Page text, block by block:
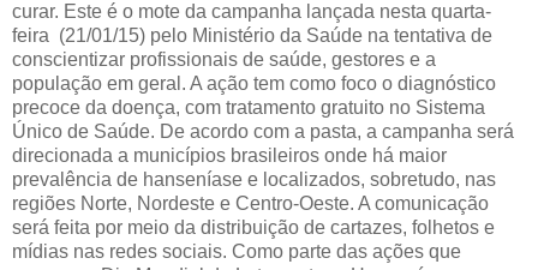
curar. Este é o mote da campanha lançada nesta quarta-
feira (21/01/15) pelo Ministério da Saúde na tentativa de
conscientizar profissionais de saúde, gestores e a
população em geral. A ação tem como foco o diagnóstico
precoce da doença, com tratamento gratuito no Sistema
Único de Saúde. De acordo com a pasta, a campanha será
direcionada a municípios brasileiros onde há maior
prevalência de hanseníase e localizados, sobretudo, nas
regiões Norte, Nordeste e Centro-Oeste. A comunicação
será feita por meio da distribuição de cartazes, folhetos e
mídias nas redes sociais. Como parte das ações que